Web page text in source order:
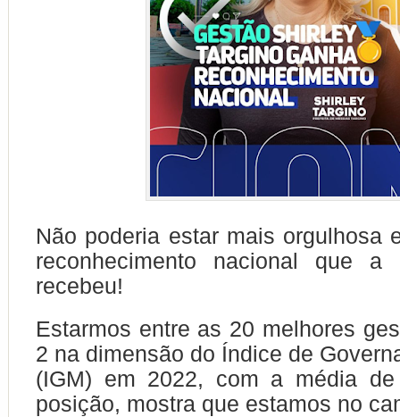
Não poderia estar mais orgulhosa
reconhecimento nacional que a
recebeu!
Estarmos entre as 20 melhores
2 na dimensão do Índice de
(IGM) em 2022, com a média
posição, mostra que estamos no